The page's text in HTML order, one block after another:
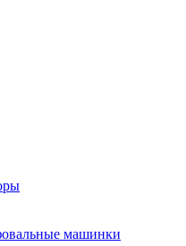
машинки